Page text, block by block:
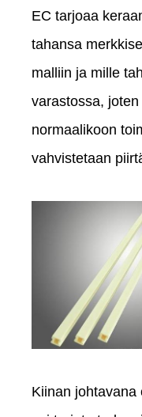
EC tarjoaa
tahansa
malliin ja mille
varastossa,
normaalikoon
vahvistetaan
Kiinan johtavana